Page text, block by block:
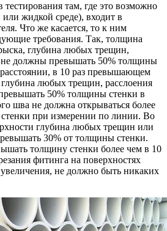
там, где это возможно
жидкой среде), входит в
Что же касается, то к ним
требования. Так, толщина
глубина любых трещин,
не должны превышать 50% толщины
в 10 раз превышающем
любых трещин, расслоения
50% толщины стенки в
шва не должна открываться более
при измерении по линии. Во
глубина любых трещин или
30% от толщины стенки.
толщину стенки более чем в 10
фитинга на поверхностях
увеличения, не должно быть никаких